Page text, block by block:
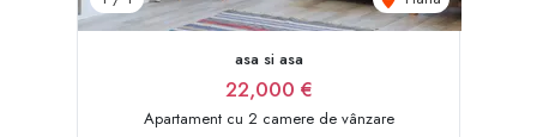
asa si asa
22,000 €
Apartament cu 2 camere de vânzare